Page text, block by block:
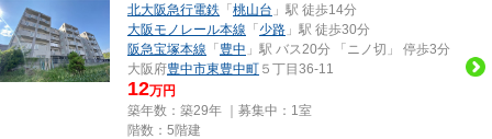
北大阪急行電鉄 「 桃山台 」駅 徒歩14分
大阪モノレール本線 「 少路 」駅 徒歩30分
阪急宝塚本線 「 豊中 」駅 バス20分 「ニノ切」 停歩3分
大阪府豊中市東豊中町 ５丁目36-11
12万円
築年数：築29年 ｜募集中： 1室
階数：5階建